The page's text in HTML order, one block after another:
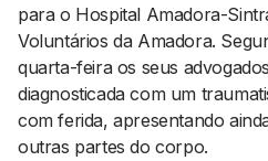
para o Hospital Amadora-
Voluntários da Amadora.
quarta-feira os seus
diagnosticada com um
com ferida, apresentando
outras partes do corpo.